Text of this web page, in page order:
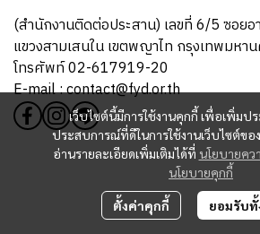
เว็บไซต์นี้มีการใช้งานคุกกี้ เพื่อเพิ่มป
ประสบการณ์ที่ดีในการใช้งานเว็บไซต์ขอ
อ่านรายละเอียดเพิ่มเติมได้ที่ นโยบายคว
นโยบายคุกกี้
ตั้งค่าคุกกี้ ยอมรับทั้
(สำนักงานติดต่อประสาน) เลขที่ 6/5 ซอย
แขวงสามเสนใน เขตพญาไท กรุงเทพมหา
โทรศัพท์ 02-617919-20
E-mail : contact@fyd.or.th